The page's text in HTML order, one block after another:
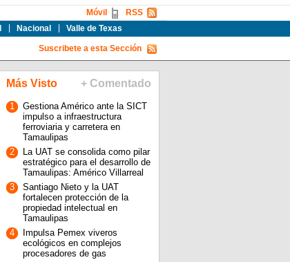
Nacional Valle de Texas
RSS
Móvil
Suscribete a esta Sección
Más Visto + Comentado
1
Gestiona Américo ante la SICT
impulso a infraestructura
ferroviaria y carretera en
Tamaulipas
2
La UAT se consolida como pilar
estratégico para el desarrollo de
Tamaulipas: Américo Villarreal
3
Santiago Nieto y la UAT
fortalecen protección de la
propiedad intelectual en
Tamaulipas
4
Impulsa Pemex viveros
ecológicos en complejos
procesadores de gas